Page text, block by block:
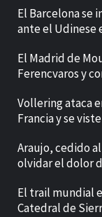
El Barcelona se
ante el Udinese
El Madrid de
Ferencvaros y
Vollering ataca
Francia y se
Araujo, cedido
olvidar el dolor
El trail mundial
Catedral de